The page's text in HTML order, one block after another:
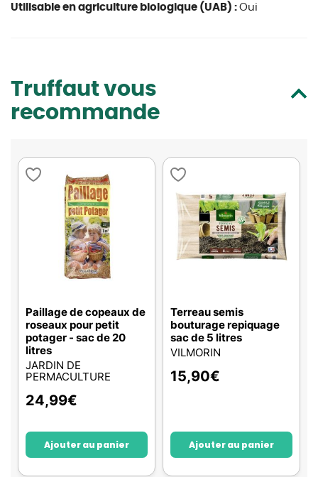
Utilisable en agriculture biologique (UAB) : Oui
Truffaut vous
recommande
Paillage de copeaux de
roseaux pour petit
potager - sac de 20
litres
JARDIN DE
PERMACULTURE
24,99€
Ajouter au panier
Terreau semis
bouturage repiquage
sac de 5 litres
VILMORIN
15,90€
Ajouter au panier